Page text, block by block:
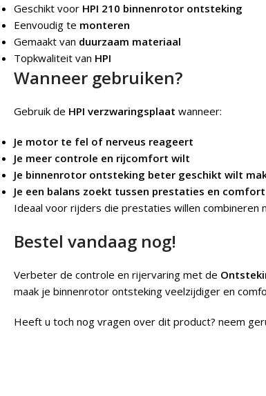
Geschikt voor HPI 210 binnenrotor ontsteking
Eenvoudig te monteren
Gemaakt van duurzaam materiaal
Topkwaliteit van HPI
Wanneer gebruiken?
Gebruik de HPI verzwaringsplaat wanneer:
Je motor te fel of nerveus reageert
Je meer controle en rijcomfort wilt
Je binnenrotor ontsteking beter geschikt wilt
Je een balans zoekt tussen prestaties en comfort
Ideaal voor rijders die prestaties willen combineren
Bestel vandaag nog!
Verbeter de controle en rijervaring met de
maak je binnenrotor ontsteking veelzijdiger en
Heeft u toch nog vragen over dit product? neem